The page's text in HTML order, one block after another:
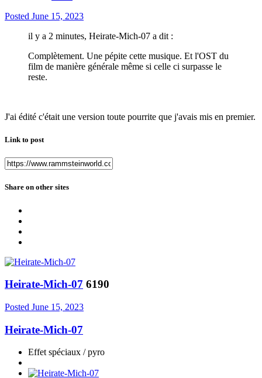
Posted June 15, 2023
il y a 2 minutes, Heirate-Mich-07 a dit :
Complètement. Une pépite cette musique. Et l'OST du
film de manière générale même si celle ci surpasse le
reste.
J'ai édité c'était une version toute pourrite que j'avais mis en premier.
Link to post
Share on other sites
Heirate-Mich-07 6190
Posted June 15, 2023
Heirate-Mich-07
Effet spéciaux / pyro